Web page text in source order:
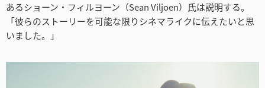
Mexico
Malaysia
Netherlands
あるショーン・フィルヨーン（Sean Viljoen）氏は説明する。
「彼らのストーリーを可能な限りシネマライクに伝えたいと思
いました。」